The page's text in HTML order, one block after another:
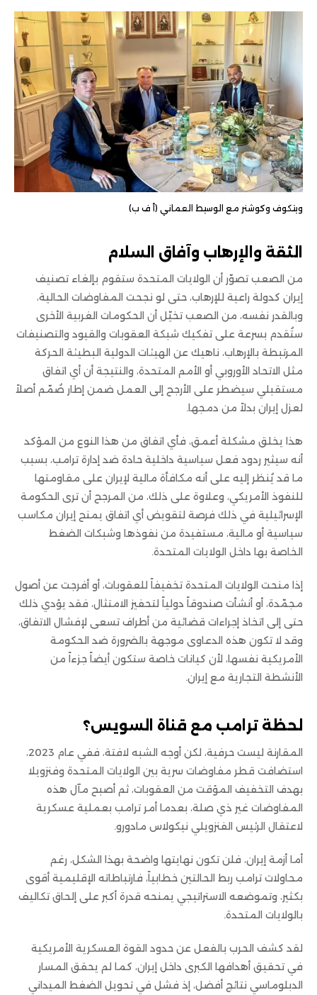
ويتكوف وكوشنر مع الوسيط العماني (أ ف ب)
الثقة والإرهاب وآفاق السلام
من الصعب تصوّر أن الولايات المتحدة ستقوم بإلغاء تصنيف
إيران كدولة راعية للإرهاب، حتى لو نجحت المفاوضات الحالية،
وبالقدر نفسه، من الصعب تخيّل أن الحكومات الغربية الأخرى
ستُقدم بسرعة على تفكيك شبكة العقوبات والقيود والتصنيفات
المرتبطة بالإرهاب، ناهيك عن الهيئات الدولية البطيئة الحركة
مثل الاتحاد الأوروبي أو الأمم المتحدة، والنتيجة أن أي اتفاق
مستقبلي سيضطر على الأرجح إلى العمل ضمن إطار صُمّم أصلاً
لعزل إيران بدلاً من دمجها.
هذا يخلق مشكلة أعمق، فأي اتفاق من هذا النوع من المؤكد
أنه سيثير ردود فعل سياسية داخلية حادة ضد إدارة ترامب، بسبب
ما قد يُنظر إليه على أنه مكافأة مالية لإيران على مقاومتها
للنفوذ الأمريكي، وعلاوة على ذلك، من المرجح أن ترى الحكومة
الإسرائيلية في ذلك فرصة لتقويض أي اتفاق يمنح إيران مكاسب
سياسية أو مالية، مستفيدة من نفوذها وشبكات الضغط
الخاصة بها داخل الولايات المتحدة.
إذا منحت الولايات المتحدة تخفيفاً للعقوبات، أو أفرجت عن أصول
مجمّدة، أو أنشأت صندوقاً دولياً لتحفيز الامتثال، فقد يؤدي ذلك
حتى إلى اتخاذ إجراءات قضائية من أطراف تسعى لإفشال الاتفاق،
وقد لا تكون هذه الدعاوى موجهة بالضرورة ضد الحكومة
الأمريكية نفسها، لأن كيانات خاصة ستكون أيضاً جزءاً من
الأنشطة التجارية مع إيران.
لحظة ترامب مع قناة السويس؟
المقارنة ليست حرفية، لكن أوجه الشبه لافتة، ففي عام 2023،
استضافت قطر مفاوضات سرية بين الولايات المتحدة وفنزويلا
بهدف التخفيف المؤقت من العقوبات، ثم أصبح مآل هذه
المفاوضات غير ذي صلة، بعدما أمر ترامب بعملية عسكرية
لاعتقال الرئيس الفنزويلي نيكولاس مادورو.
أما أزمة إيران، فلن تكون نهايتها واضحة بهذا الشكل، رغم
محاولات ترامب ربط الحالتين خطابياً، فارتباطاته الإقليمية أقوى
بكثير، وتموضعه الاستراتيجي يمنحه قدرة أكبر على إلحاق تكاليف
بالولايات المتحدة.
لقد كشف الحرب بالفعل عن حدود القوة العسكرية الأمريكية
في تحقيق أهدافها الكبرى داخل إيران، كما لم يحقق المسار
الدبلوماسي نتائج أفضل، إذ فشل في تحويل الضغط الميداني